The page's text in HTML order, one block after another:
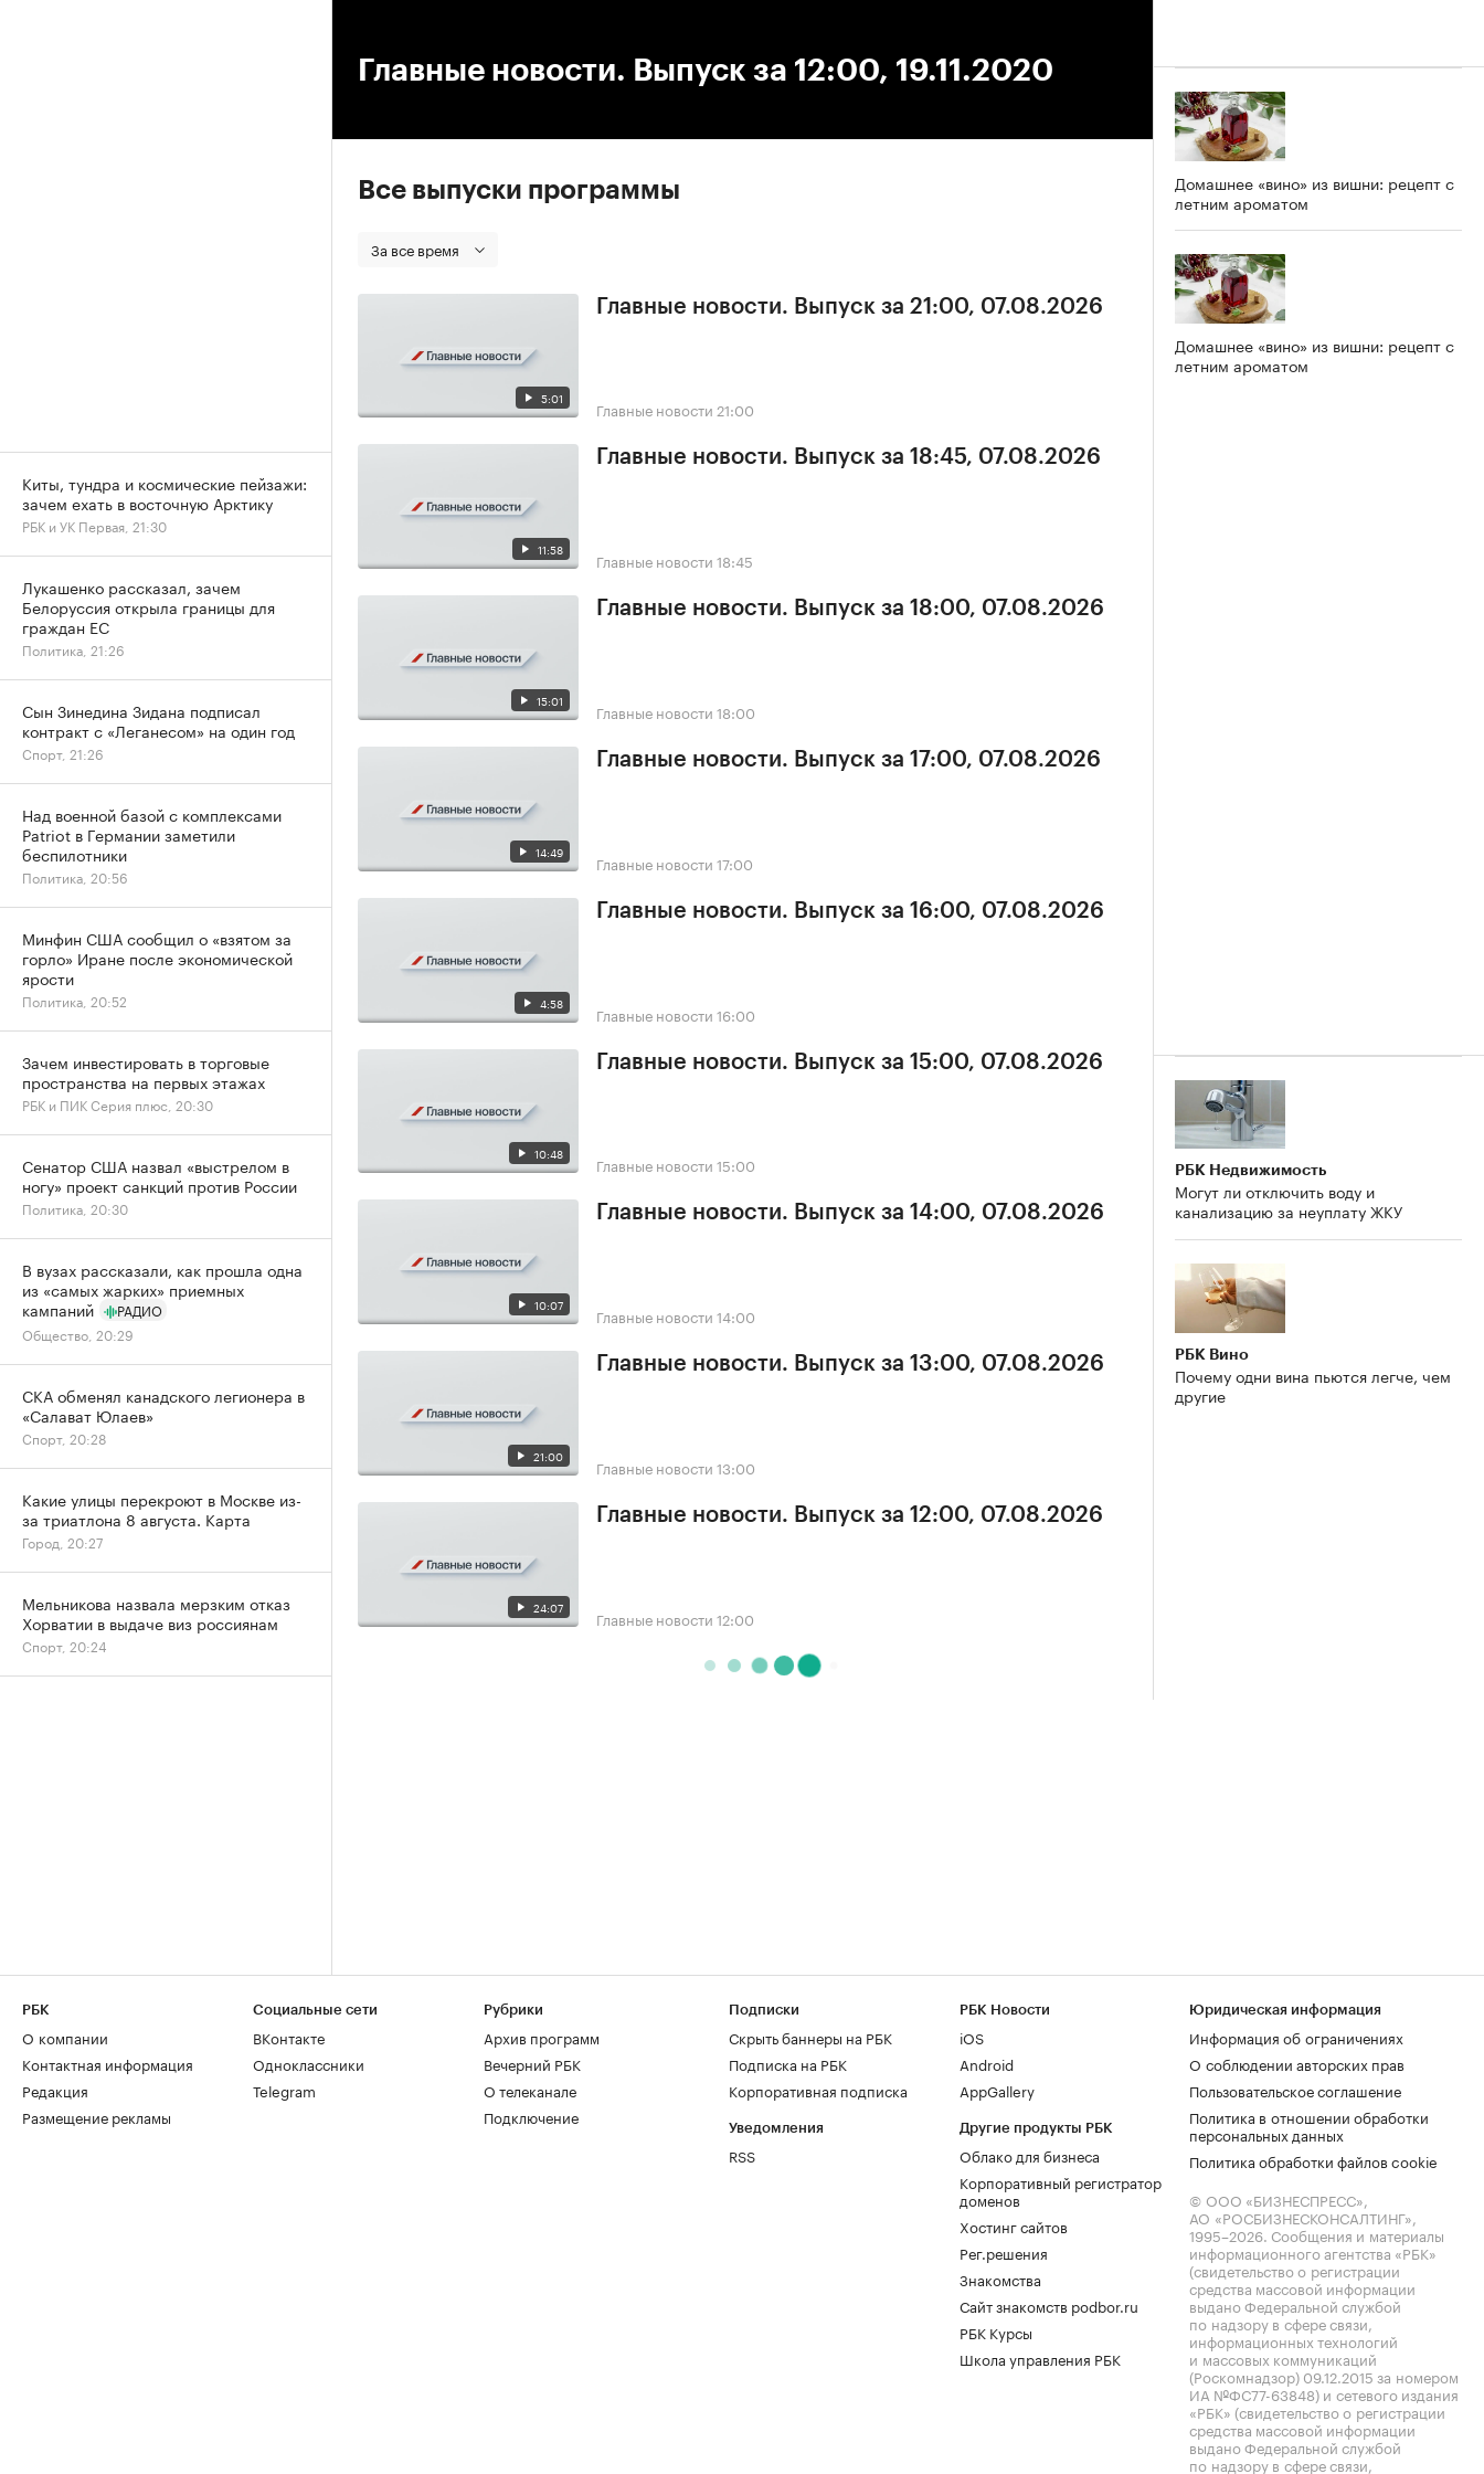
Главные новости. Выпуск за 12:00, 19.11.2020
Все выпуски программы
За все время
5:01
Главные новости. Выпуск за 21:00, 07.08.2026
Главные новости 21:00
11:58
Главные новости. Выпуск за 18:45, 07.08.2026
Главные новости 18:45
15:01
Главные новости. Выпуск за 18:00, 07.08.2026
Главные новости 18:00
14:49
Главные новости. Выпуск за 17:00, 07.08.2026
Главные новости 17:00
4:58
Главные новости. Выпуск за 16:00, 07.08.2026
Главные новости 16:00
10:48
Главные новости. Выпуск за 15:00, 07.08.2026
Главные новости 15:00
10:07
Главные новости. Выпуск за 14:00, 07.08.2026
Главные новости 14:00
21:00
Главные новости. Выпуск за 13:00, 07.08.2026
Главные новости 13:00
24:07
Главные новости. Выпуск за 12:00, 07.08.2026
Главные новости 12:00
Домашнее «вино» из вишни: рецепт с
летним ароматом
Домашнее «вино» из вишни: рецепт с
летним ароматом
РБК Недвижимость
Могут ли отключить воду и
канализацию за неуплату ЖКУ
РБК Вино
Почему одни вина пьются легче, чем
другие
Киты, тундра и космические пейзажи:
зачем ехать в восточную Арктику
РБК и УК Первая, 21:30
Лукашенко рассказал, зачем
Белоруссия открыла границы для
граждан ЕС
Политика, 21:26
Сын Зинедина Зидана подписал
контракт с «Леганесом» на один год
Спорт, 21:26
Над военной базой с комплексами
Patriot в Германии заметили
беспилотники
Политика, 20:56
Минфин США сообщил о «взятом за
горло» Иране после экономической
ярости
Политика, 20:52
Зачем инвестировать в торговые
пространства на первых этажах
РБК и ПИК Серия плюс, 20:30
Сенатор США назвал «выстрелом в
ногу» проект санкций против России
Политика, 20:30
В вузах рассказали, как прошла одна
из «самых жарких» приемных
кампаний
РАДИО
Общество, 20:29
СКА обменял канадского легионера в
«Салават Юлаев»
Спорт, 20:28
Какие улицы перекроют в Москве из-
за триатлона 8 августа. Карта
Город, 20:27
Мельникова назвала мерзким отказ
Хорватии в выдаче виз россиянам
Спорт, 20:24
РБК
О компании
Контактная информация
Редакция
Размещение рекламы
Социальные сети
ВКонтакте
Одноклассники
Telegram
Рубрики
Архив программ
Вечерний РБК
О телеканале
Подключение
Подписки
Скрыть баннеры на РБК
Подписка на РБК
Корпоративная подписка
Уведомления
RSS
РБК Новости
iOS
Android
AppGallery
Другие продукты РБК
Облако для бизнеса
Корпоративный регистратор
доменов
Хостинг сайтов
Рег.решения
Знакомства
Сайт знакомств podbor.ru
РБК Курсы
Школа управления РБК
Юридическая информация
Информация об ограничениях
О соблюдении авторских прав
Пользовательское соглашение
Политика в отношении обработки
персональных данных
Политика обработки файлов cookie
© ООО «БИЗНЕСПРЕСС»,
АО «РОСБИЗНЕСКОНСАЛТИНГ»,
1995–2026. Сообщения и материалы
информационного агентства «РБК»
(свидетельство о регистрации
средства массовой информации
выдано Федеральной службой
по надзору в сфере связи,
информационных технологий
и массовых коммуникаций
(Роскомнадзор) 09.12.2015 за номером
ИА №ФС77-63848) и сетевого издания
«РБК» (свидетельство о регистрации
средства массовой информации
выдано Федеральной службой
по надзору в сфере связи,